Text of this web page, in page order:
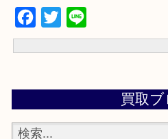
お車の方⇒ 現在地からナビスタート
☆お問合せは下記よりどうぞ☆
お待ちしております！！